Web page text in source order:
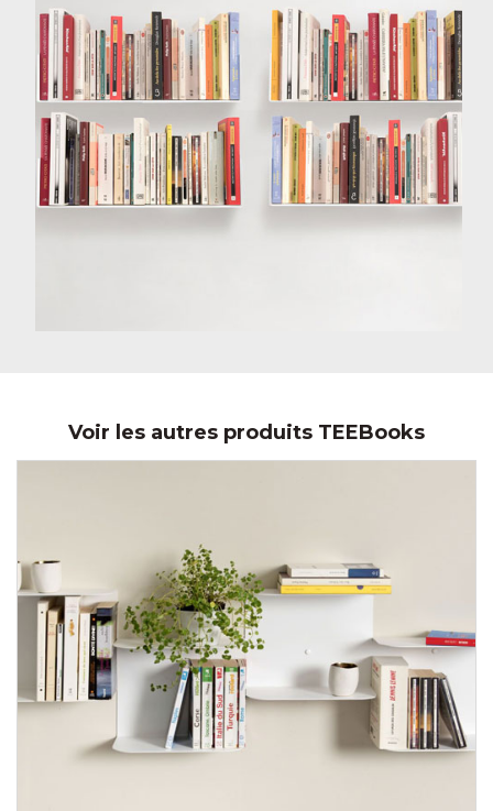
Voir les autres produits TEEBooks